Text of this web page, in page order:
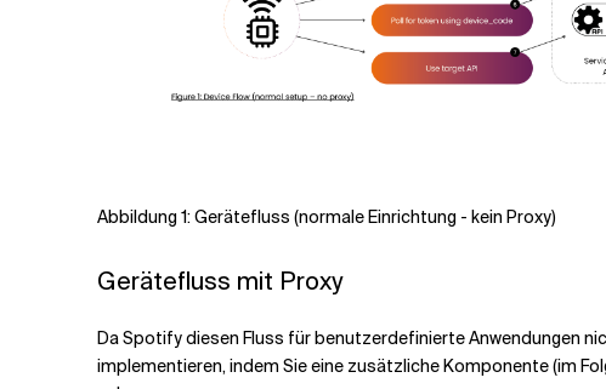
Abbildung 1: Gerätefluss (normale Einrichtung - kein Proxy)
Gerätefluss mit Proxy
Da Spotify diesen Fluss für benutzerdefinierte Anwendungen
implementieren, indem Sie eine zusätzliche Komponente (im